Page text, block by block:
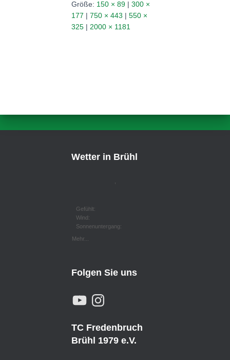
Größe: 150 × 89 | 300 ×
177 | 750 × 443 | 550 ×
325 | 2000 × 1181
Wetter in Brühl
Gefühlt:
Wind:
Sonnenuntergang:
Mehr...
Folgen Sie uns
Y
O
U
B
E
N
A
G
R
A
TC Fredenbruch
Brühl 1979 e.V.